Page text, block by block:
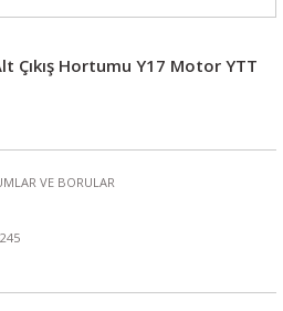
Çıkış Hortumu Y17 Motor YTT
VE BORULAR